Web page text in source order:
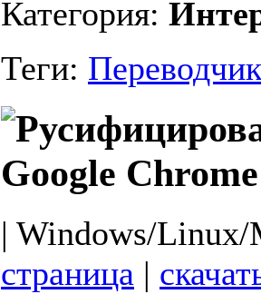
Категория:
Теги:
Google Chrome
| Windows/
страница |